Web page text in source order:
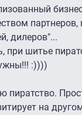
партнеров,
дилеров"...
при шитье
:))))
пиратство.
на